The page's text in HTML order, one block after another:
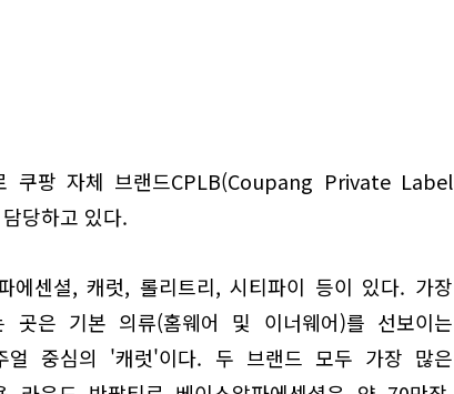
쿠팡 자체 브랜드CPLB(Coupang Private Label
당하고 있다.
에센셜, 캐럿, 롤리트리, 시티파이 등이 있다. 가장
은 기본 의류(홈웨어 및 이너웨어)를 선보이는
얼 중심의 '캐럿'이다. 두 브랜드 모두 가장 많은